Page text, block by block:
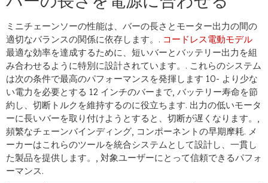
ミニチェーンソーの性能は、バーの長さとモーター出力の間の
適切なバランスの関係に依存します。. コードレス電動モデル
最適な効率を達成するために、短いバーとバッテリー出力を組
み合わせるように特別に設計されています。. これらのシステム
は次の条件で最高のパフォーマンスを発揮します 10- より少な
い電力を必要とする 12 インチのバーまで, バッテリー寿命を節
約し、切断トルクを維持するのに役立ちます. 出力の低いモータ
ーに長いバーを取り付けようとすると、切断が遅くなります。,
頻繁なチェーンバインディング, コンポーネントの早期摩耗. メ
ーカーはこれらのツールを統合システムとして設計し、一貫し
た製品を提供します。, 対象ユーザーにとって信頼できるパフォ
ーマンス.